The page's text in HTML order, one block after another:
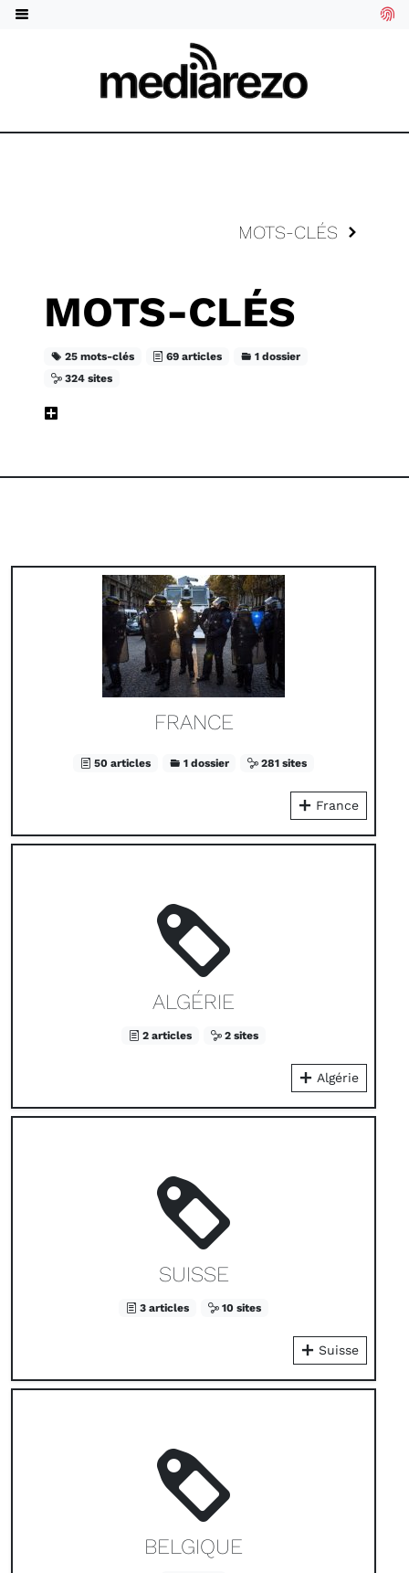
MOTS-CLÉS
MOTS-CLÉS
25 mots-clés 69 articles
1 dossier
324 sites
FRANCE
50 articles 1 dossier 281 sites
France
ALGÉRIE
2 articles 2 sites
Algérie
SUISSE
3 articles 10 sites
Suisse
BELGIQUE